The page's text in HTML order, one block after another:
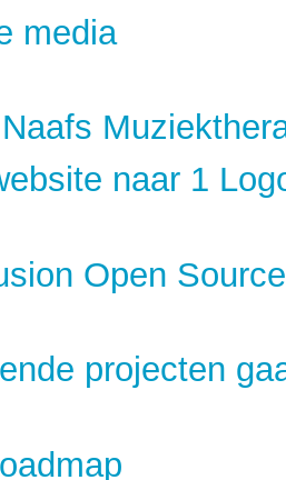
media
naar 1
Open Source
projecten